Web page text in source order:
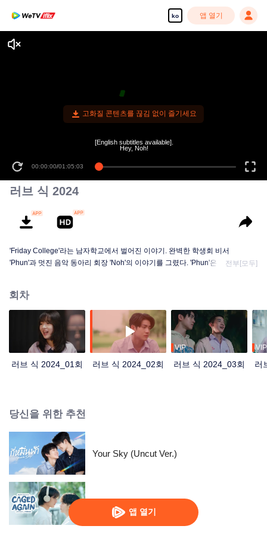
ko 앱 열기
앱 열기
고화질 콘텐츠를 끊김 없이 즐기세요
00:00:00/01:05:03
[English subtitles available].
Hey, Noh!
러브 식 2024
'Friday College'라는 남자학교에서 벌어진 이야기. 완벽한 학생회 비서
'Phun'과 멋진 음악 동아리 회장 'Noh'의 이야기를 그렸다. 'Phun'은 'Noh'에게
전부[모두]
회차
러브 식 2024_01회 러브 식 2024_02회
VIP
러브 식 2024_03회
VIP
러
당신을 위한 추천
Your Sky (Uncut Ver.)